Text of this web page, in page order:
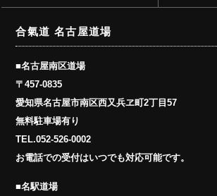
合氣道 名古屋道場
■名古屋南区道場
〒457-0835
愛知県名古屋市南区西又兵ヱ町2丁目57
無料駐車場有り
TEL.052-526-0002
お電話での受付はいつでも対応可能です。
■名駅道場